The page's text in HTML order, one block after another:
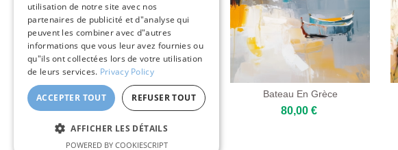
Chiens Sur La Plage
80,00 €
Bateau En Grèce
80,00 €
SPANISH
utilisation de notre site avec nos
partenaires de publicité et d"analyse qui
peuvent les combiner avec d"autres
informations que vous leur avez fournies ou
qu"ils ont collectées lors de votre utilisation
de leurs services. Privacy Policy
ACCEPTER TOUT REFUSER TOUT
AFFICHER LES DÉTAILS
POWERED BY COOKIESCRIPT